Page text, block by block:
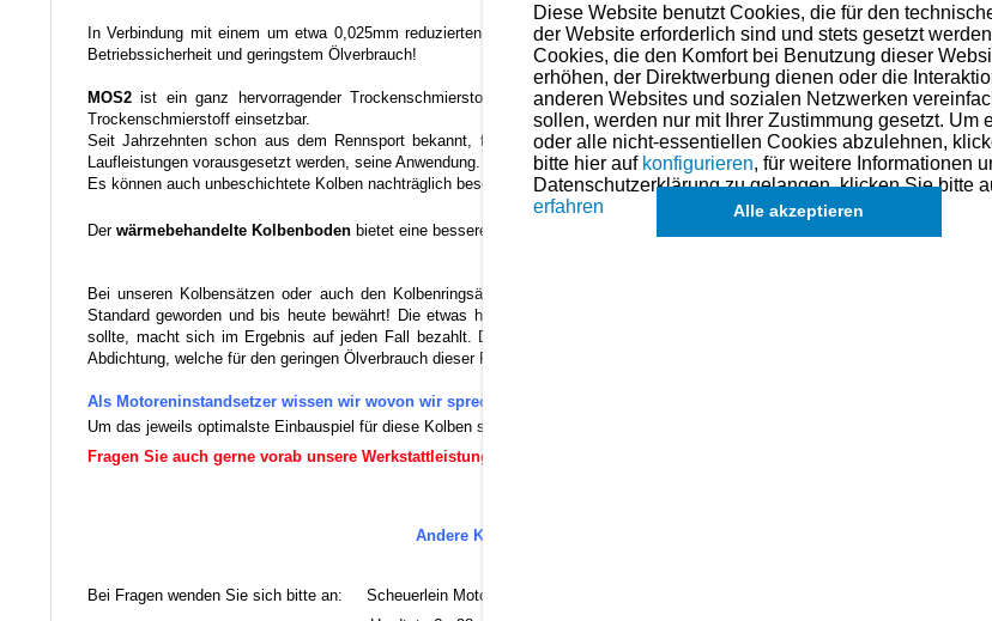
In Verbindung mit einem um etwa 0,025mm reduzierten Einbauspiel (durch die MOS2-Beschichtung möglich) ergibt sich
Betriebssicherheit und geringstem Ölverbrauch!
MOS2 ist ein ganz hervorragender Trockenschmierstoff der auch Ölen als Schmierstoffverbesserer und für
Trockenschmierstoff einsetzbar.
Seit Jahrzehnten schon aus dem Rennsport bekannt, findet diese Art der Beschichtung auch in der Serie bei
Laufleistungen vorausgesetzt werden, seine Anwendung.
Es können auch unbeschichtete Kolben nachträglich beschichtet werden. Hier muss man jedoch mit einem Preis von ca. 40 Euro
Der wärmebehandelte Kolbenboden bietet eine bessere thermische Beständigkeit des Kolbens. Der Kolben selbst nimmt
Bei unseren Kolbensätzen oder auch den Kolbenringsätzen verwenden wir immer (wenn nicht anders angegeben) 3-teilige
Standard geworden und bis heute bewährt! Die etwas höhere Aufmerksamkeit, die man bei der Montage im Vergleich zu 1-
sollte, macht sich im Ergebnis auf jeden Fall bezahlt. Da die Stöße der beiden Abstreifringe des 3-teiligen Ölabstreifringes
Abdichtung, welche für den geringen Ölverbrauch dieser Ringe verantwortlich ist. Der dritte Ring ist ein sogenannter Spreizring
Als Motoreninstandsetzer wissen wir wovon wir sprechen.
Um das jeweils optimalste Einbauspiel für diese Kolben sicherzustellen übernehmen wir das Bohren und Honen der Zylinder – in
Fragen Sie auch gerne vorab unsere Werkstattleistungen an!
Andere Kolben-Maße für dieses Modell sind (falls vorhanden) in der
Bei Fragen wenden Sie sich bitte an: Scheuerlein Motorentechnik
Diese Website benutzt Cookies, die für den
der Website erforderlich sind und stets gesetzt
Cookies, die den Komfort bei Benutzung dieser
erhöhen, der Direktwerbung dienen oder die
anderen Websites und sozialen Netzwerken
sollen, werden nur mit Ihrer Zustimmung gesetzt. Um
oder alle nicht-essentiellen Cookies abzulehnen,
bitte hier auf konfigurieren, für weitere Informationen
Datenschutzerklärung zu gelangen, klicken Sie bitte
erfahren
Alle akzeptieren